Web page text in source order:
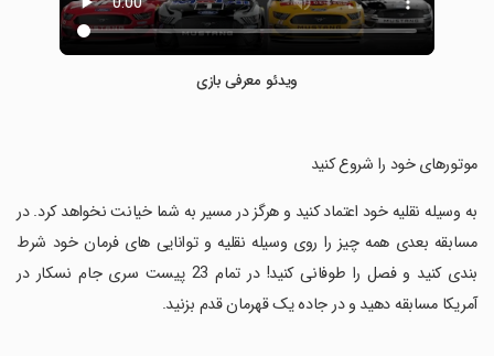
ویدئو معرفی بازی
‏موتورهای خود را شروع کنید
‏به وسیله نقلیه خود اعتماد کنید و هرگز در مسیر به شما خیانت نخواهد کرد. در
مسابقه بعدی همه چیز را روی وسیله نقلیه و توانایی های فرمان خود شرط
بندی کنید و فصل را طوفانی کنید! در تمام 23 پیست سری جام نسکار در
آمریکا مسابقه دهید و در جاده یک قهرمان قدم بزنید.